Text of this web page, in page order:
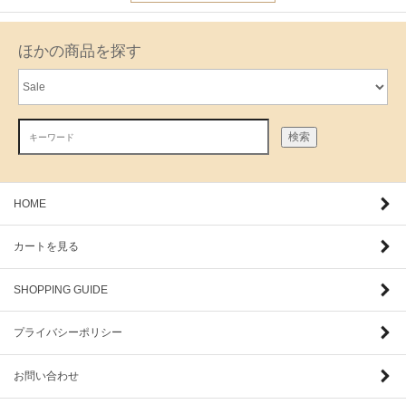
ほかの商品を探す
検索
HOME
カートを見る
SHOPPING GUIDE
プライバシーポリシー
お問い合わせ